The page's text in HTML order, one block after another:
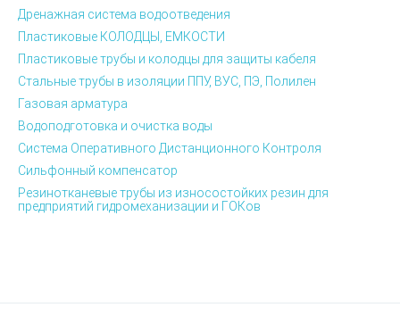
Дренажная система водоотведения
Пластиковые КОЛОДЦЫ, ЕМКОСТИ
Пластиковые трубы и колодцы для защиты кабеля
Стальные трубы в изоляции ППУ, ВУС, ПЭ, Полилен
Газовая арматура
Водоподготовка и очистка воды
Система Оперативного Дистанционного Контроля
Сильфонный компенсатор
Резинотканевые трубы из износостойких резин для
предприятий гидромеханизации и ГОКов